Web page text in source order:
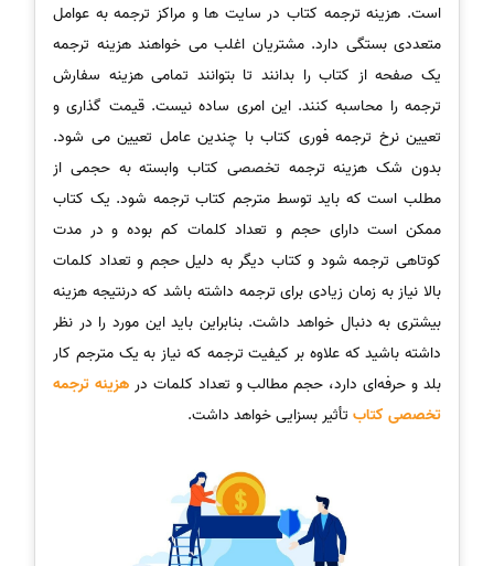
است. هزینه ترجمه کتاب در سایت ها و مراکز ترجمه به عوامل
متعددی بستگی دارد. مشتریان اغلب می خواهند هزینه ترجمه
یک صفحه از کتاب را بدانند تا بتوانند تمامی هزینه سفارش
ترجمه را محاسبه کنند. این امری ساده نیست. قیمت گذاری و
تعیین نرخ ترجمه فوری کتاب با چندین عامل تعیین می شود.
بدون شک هزینه ترجمه تخصصی کتاب وابسته به حجمی از
مطلب است که باید توسط مترجم کتاب ترجمه شود. یک کتاب
ممکن است دارای حجم و تعداد کلمات کم بوده و در مدت
کوتاهی ترجمه شود و کتاب دیگر به دلیل حجم و تعداد کلمات
بالا نیاز به زمان زیادی برای ترجمه داشته باشد که درنتیجه هزینه
بیشتری به دنبال خواهد داشت. بنابراین باید این مورد را در نظر
داشته باشید که علاوه بر کیفیت ترجمه که نیاز به یک مترجم کار
بلد و حرفه‌ای دارد، حجم مطالب و تعداد کلمات درهزینه ترجمه
تخصصی کتاب تأثیر بسزایی خواهد داشت.